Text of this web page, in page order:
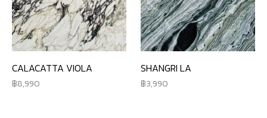
CALACATTA VIOLA
8,990
SHANGRI LA
3,990